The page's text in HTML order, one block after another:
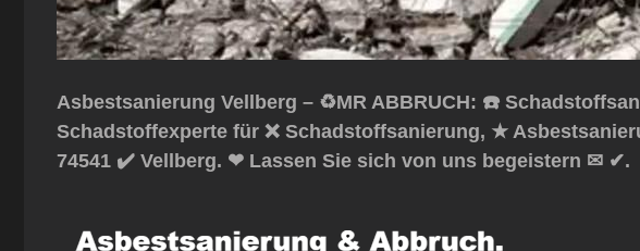
Asbestsanierung Vellberg – ♻️MR ABBRUCH: ☎️
Schadstoffexperte für ❌ Schadstoffsanierung, ★
74541 ✔️ Vellberg. ❤ Lassen Sie sich von uns begeistern ✉ ✔.